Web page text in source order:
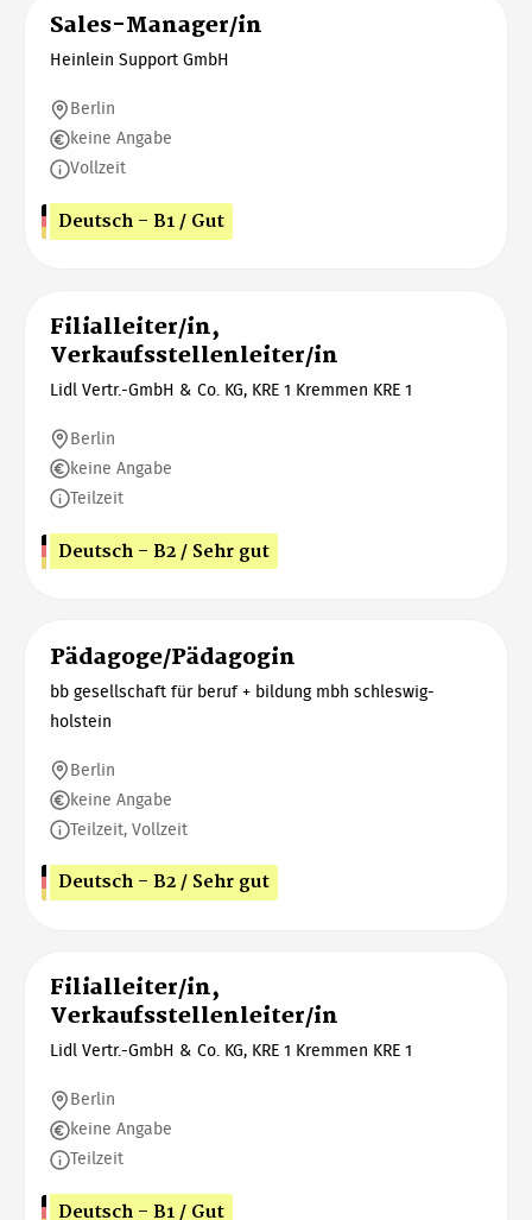
Sales-Manager/in
Heinlein Support GmbH
Berlin
keine Angabe
Vollzeit
Deutsch - B1 / Gut
Filialleiter/in,
Verkaufsstellenleiter/in
Lidl Vertr.-GmbH & Co. KG, KRE 1 Kremmen KRE 1
Berlin
keine Angabe
Teilzeit
Deutsch - B2 / Sehr gut
Pädagoge/Pädagogin
bb gesellschaft für beruf + bildung mbh schleswig-
holstein
Berlin
keine Angabe
Teilzeit, Vollzeit
Deutsch - B2 / Sehr gut
Filialleiter/in,
Verkaufsstellenleiter/in
Lidl Vertr.-GmbH & Co. KG, KRE 1 Kremmen KRE 1
Berlin
keine Angabe
Teilzeit
Deutsch - B1 / Gut